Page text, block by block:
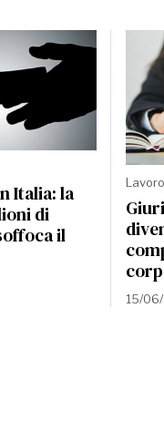
Italia: la
di
il
Lavoro
15/